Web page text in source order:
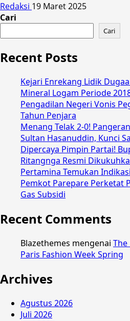
Redaksi 19 Maret 2025
Cari
Cari
Recent Posts
Kejari Enrekang Lidik
Mineral Logam Periode
Pengadilan Negeri Vonis
Tahun Penjara
Menang Telak 2-0!
Sultan Hasanuddin, Kunci
Dipercaya Pimpin Partai!
Ritangnga Resmi
Pertamina Temukan
Pemkot Parepare Perketat
Gas Subsidi
Recent Comments
Blazethemes mengenai The
Paris Fashion Week Spring
Archives
Agustus 2026
Juli 2026